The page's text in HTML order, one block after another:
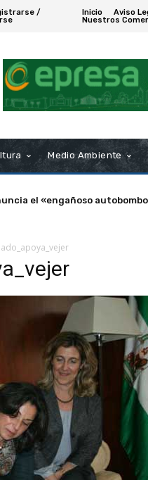
/
Inicio Aviso
Nuestros
Medio Ambiente
el «engañoso